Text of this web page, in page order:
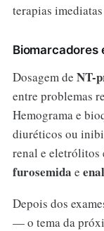
terapias
Biomarcadores
Dosagem de NT-
entre problemas
Hemograma e
diuréticos ou
renal e eletrólitos
furosemida e
Depois dos
— o tema da